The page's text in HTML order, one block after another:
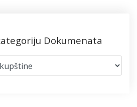
Dokumenata